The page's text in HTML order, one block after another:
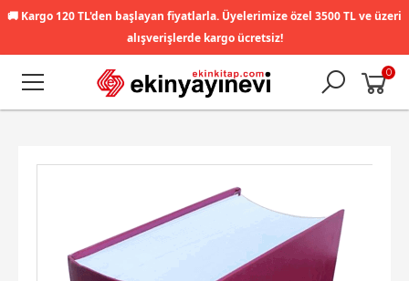
🚚 Kargo 120 TL'den başlayan fiyatlarla. Üyelerimize özel 3500 TL ve üzeri
alışverişlerde kargo ücretsiz!
0